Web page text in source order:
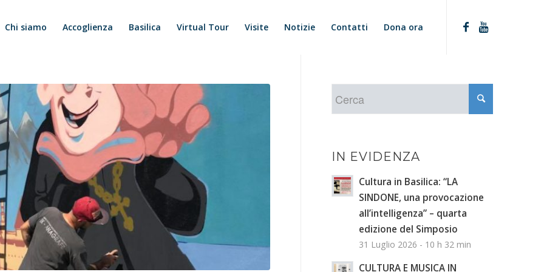
Chi siamo Accoglienza Basilica Virtual Tour Visite Notizie Contatti Dona ora
IN EVIDENZA
Cultura in Basilica: “LA
SINDONE, una provocazione
all’intelligenza” – quarta
edizione del Simposio
31 Luglio 2026 - 10 h 32 min
CULTURA E MUSICA IN